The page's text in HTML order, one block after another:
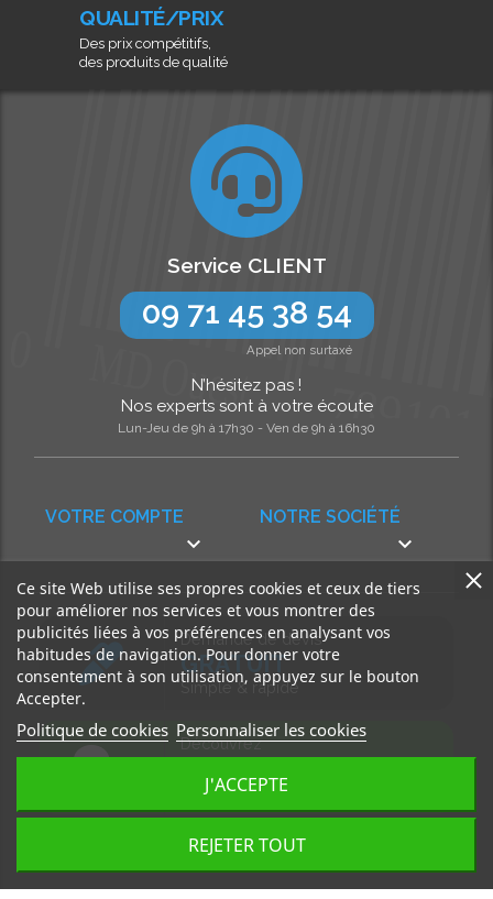
QUALITÉ/PRIX
Des prix compétitifs,
des produits de qualité
NOTRE SOCIÉTÉ

VOTRE COMPTE

Service CLIENT
09 71 45 38 54
Appel non surtaxé
N’hésitez pas !
Nos experts sont à votre écoute
Lun-Jeu de 9h à 17h30 - Ven de 9h à 16h30
Demande de devis
GRATUIT
Simple & rapide
Découvrez
Accédez à nos articles
Ce site Web utilise ses propres cookies et ceux de tiers
pour améliorer nos services et vous montrer des
publicités liées à vos préférences en analysant vos
habitudes de navigation. Pour donner votre
consentement à son utilisation, appuyez sur le bouton
Accepter.
Politique de cookies Personnaliser les cookies
REJETER TOUT
J'ACCEPTE
Tous droits réservés, MD Ouest © 2026